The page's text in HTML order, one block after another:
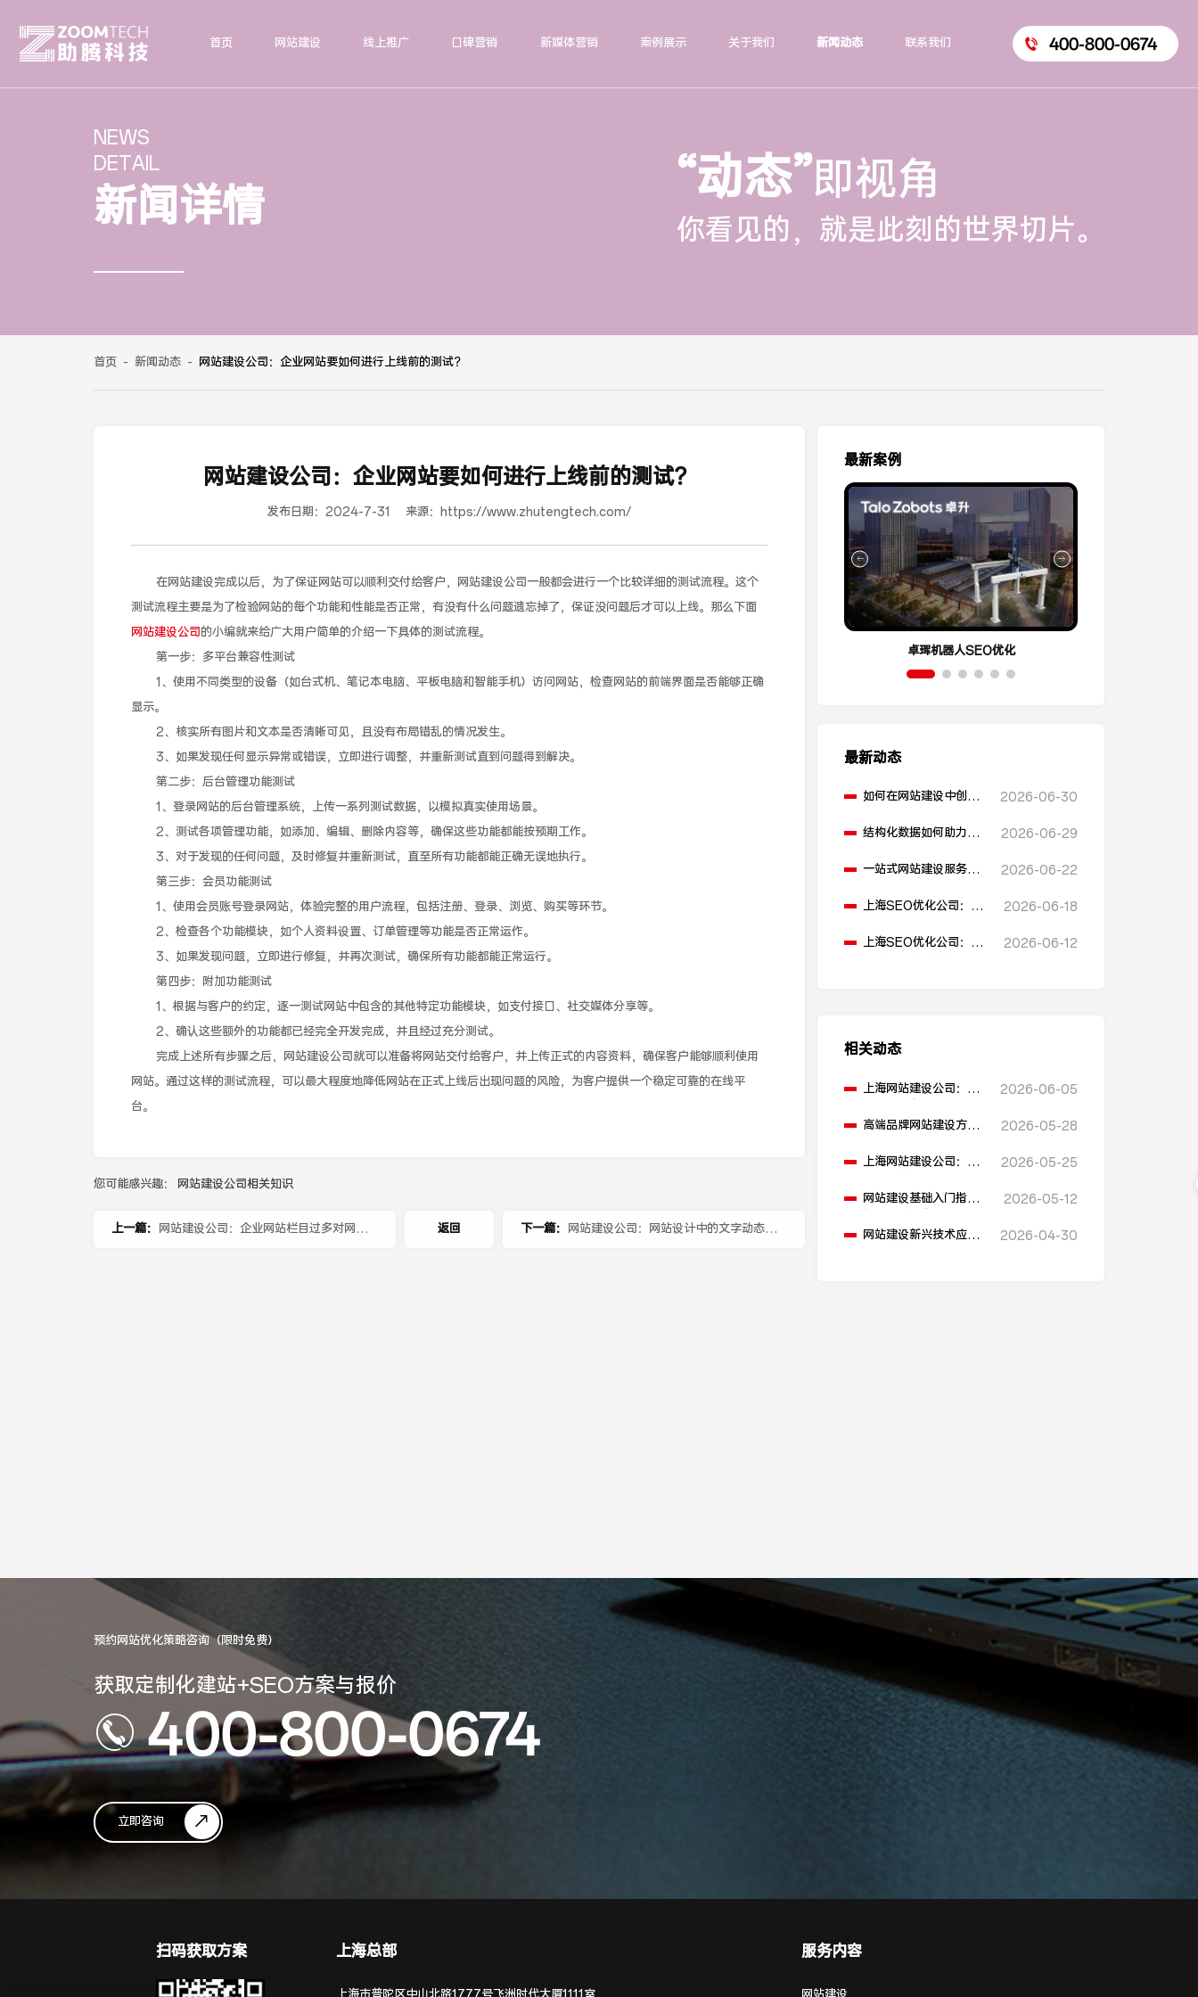
首页 网站建设 线上推广 口碑营销 新媒体营销 案例展示 关于我们 新闻动态 联系我们 400-800-0674
NEWS
DETAIL
新闻详情 “动态”即视角
你看见的，就是此刻的世界切片。
首页 - 新闻动态 - 网站建设公司：企业网站要如何进行上线前的测试？
网站建设公司：企业网站要如何进行上线前的测试？
发布日期： 2024-7-31 来源： https://www.zhutengtech.com/
在网站建设完成以后，为了保证网站可以顺利交付给客户，网站建设公司一般都会进行一个比较详细的测试流程。这个
测试流程主要是为了检验网站的每个功能和性能是否正常，有没有什么问题遗忘掉了，保证没问题后才可以上线。那么下面
网站建设公司的小编就来给广大用户简单的介绍一下具体的测试流程。
第一步：多平台兼容性测试
1、使用不同类型的设备（如台式机、笔记本电脑、平板电脑和智能手机）访问网站，检查网站的前端界面是否能够正确
显示。
2、核实所有图片和文本是否清晰可见，且没有布局错乱的情况发生。
3、如果发现任何显示异常或错误，立即进行调整，并重新测试直到问题得到解决。
第二步：后台管理功能测试
1、登录网站的后台管理系统，上传一系列测试数据，以模拟真实使用场景。
2、测试各项管理功能，如添加、编辑、删除内容等，确保这些功能都能按预期工作。
3、对于发现的任何问题，及时修复并重新测试，直至所有功能都能正确无误地执行。
第三步：会员功能测试
1、使用会员账号登录网站，体验完整的用户流程，包括注册、登录、浏览、购买等环节。
2、检查各个功能模块，如个人资料设置、订单管理等功能是否正常运作。
3、如果发现问题，立即进行修复，并再次测试，确保所有功能都能正常运行。
第四步：附加功能测试
1、根据与客户的约定，逐一测试网站中包含的其他特定功能模块，如支付接口、社交媒体分享等。
2、确认这些额外的功能都已经完全开发完成，并且经过充分测试。
完成上述所有步骤之后，网站建设公司就可以准备将网站交付给客户，并上传正式的内容资料，确保客户能够顺利使用
网站。通过这样的测试流程，可以最大程度地降低网站在正式上线后出现问题的风险，为客户提供一个稳定可靠的在线平
台。
您可能感兴趣： 网站建设公司相关知识
上一篇： 网站建设公司：企业网站栏目过多对网站 下一篇： 网站建设公司：网站设计中的文字动态变
返回
最新案例
卓珲机器人SEO优化
最新动态
如何在网站建设中创建
2026-06-30
结构化数据如何助力
2026-06-29
一站式网站建设服务平
2026-06-22
上海SEO优化公司：如
升点击率和SEO效果？
2026-06-18
上海SEO优化公司：有
2026-06-12
相关动态
上海网站建设公司：网
建议？
2026-06-05
高端品牌网站建设方案
2026-05-28
上海网站建设公司：网
些？
2026-05-25
网站建设基础入门指南
2026-05-12
网站建设新兴技术应用
2026-04-30
预约网站优化策略咨询（限时免费）
获取定制化建站+SEO方案与报价
400-800-0674
立即咨询
扫码获取方案 上海总部 服务内容